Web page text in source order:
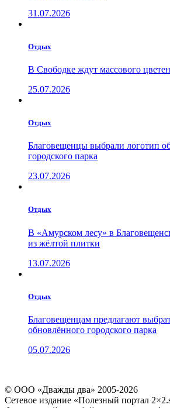
31.07.2026
Отдых
В Свободке ждут массового
25.07.2026
Отдых
Благовещенцы выбрали логотип
городского парка
23.07.2026
Отдых
В «Амурском лесу» в
из жёлтой плитки
13.07.2026
Отдых
Благовещенцам предлагают
обновлённого городского парка
05.07.2026
© ООО «Дважды два» 2005-2026
Сетевое издание «Полезный портал